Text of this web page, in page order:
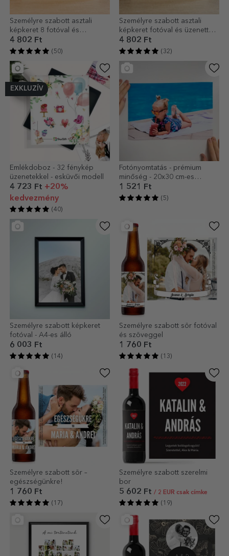
Személyre szabott asztali
képkeret 8 fotóval és
szöveggel – Boldogan éltek,
míg meg nem haltak
4 802 Ft
(50)
Személyre szabott asztali
képkeret fotóval és üzenettel -
Szeretettel
4 802 Ft
(32)
EXKLUZÍV
Emlékdoboz - 32 fénykép
üzenetekkel - esküvői modell
4 723 Ft +20%
kedvezmény
(40)
Fotónyomtatás - prémium
minőség - 20x30 cm-es
formátum
1 521 Ft
(5)
Személyre szabott képkeret
fotóval - A4-es álló
6 003 Ft
(14)
Személyre szabott sör fotóval
és szöveggel
1 760 Ft
(13)
Személyre szabott sör –
egészségünkre!
1 760 Ft
(17)
Személyre szabott szerelmi
bor
5 602 Ft / 2 EUR csak címke
(19)